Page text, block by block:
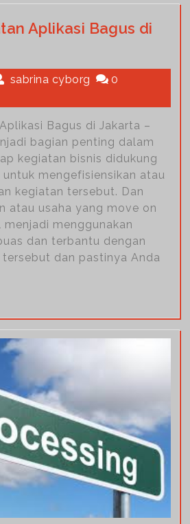
Aplikasi Bagus di
sabrina cyborg
0
Bagus di Jakarta –
bagian penting dalam
kegiatan bisnis didukung
mengefisiensikan atau
kegiatan tersebut. Dan
atau usaha yang move on
menggunakan
dan terbantu dengan
dan pastinya Anda